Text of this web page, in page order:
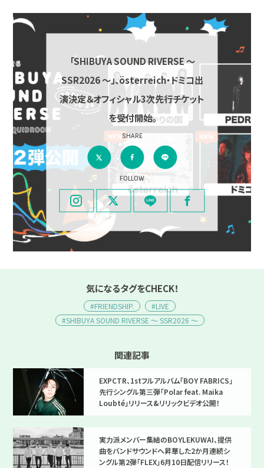
「SHIBUYA SOUND RIVERSE ～
SSR2026 ～」、österreich・ドミコ出
演決定＆オフィシャル3次先行チケット
を受付開始。
SHARE
FOLLOW
気になるタグをCHECK！
#FRIENDSHIP.
#LIVE
#SHIBUYA SOUND RIVERSE ～ SSR2026 ～
関連記事
EXPCTR、1stフルアルバム「BOY FABRICS」
先行シングル第三弾「Polar feat. Maika
Loubté」リリース&リリックビデオ公開！
実力派メンバー集結のBOYLEKUWAI、提供
曲をバンドサウンドへ昇華した2か月連続シ
ングル第2弾「FLEX」6月10日配信リリース！